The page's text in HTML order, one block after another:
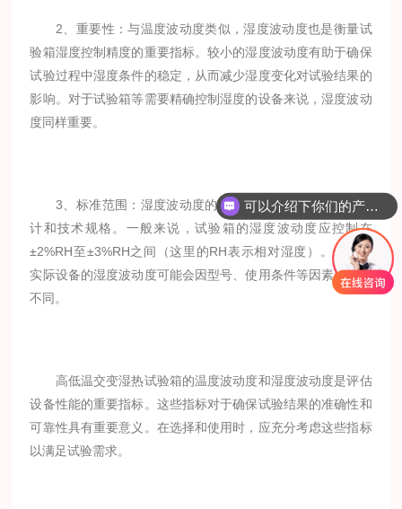
2、重要性：与温度波动度类似，湿度波动度也是衡量试
验箱湿度控制精度的重要指标。较小的湿度波动度有助于确保
试验过程中湿度条件的稳定，从而减少湿度变化对试验结果的
影响。对于试验箱等需要精确控制湿度的设备来说，湿度波动
度同样重要。
3、标准范围：湿度波动度的具体数值也取决于设备的设
计和技术规格。一般来说，试验箱的湿度波动度应控制在
±2%RH至±3%RH之间（这里的RH表示相对湿度）。然而，
实际设备的湿度波动度可能会因型号、使用条件等因素而有所
不同。
高低温交变湿热试验箱的温度波动度和湿度波动度是评估
设备性能的重要指标。这些指标对于确保试验结果的准确性和
可靠性具有重要意义。在选择和使用时，应充分考虑这些指标
以满足试验需求。
可以介绍下你们的产品么？